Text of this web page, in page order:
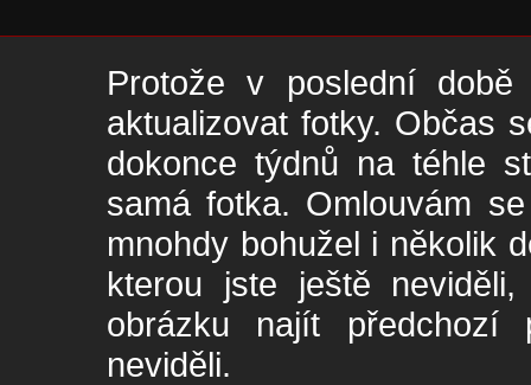
Protože v poslední
aktualizovat fotky. Občas
dokonce týdnů na téhle
samá fotka. Omlouvám
mnohdy bohužel i několik
kterou jste ještě
obrázku najít
neviděli.